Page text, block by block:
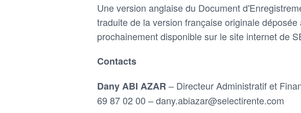
Une version anglaise du Document
traduite de la version française originale
prochainement disponible sur le site internet de
Contacts
Dany ABI AZAR – Directeur Administratif et
69 87 02 00 – dany.abiazar@selectirente.com